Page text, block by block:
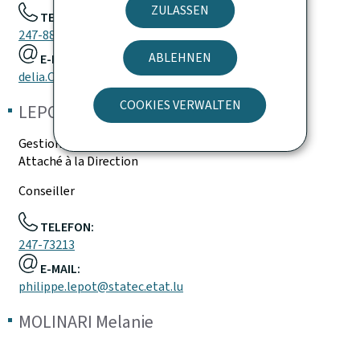
ZULASSEN
ABLEHNEN
COOKIES VERWALTEN
TELEFON:
247-88455
E-MAIL:
delia.Controguerra@statec.etat.lu
LEPOT Philippe
Gestion de projets
Attaché à la Direction
Conseiller
TELEFON:
247-73213
E-MAIL:
philippe.lepot@statec.etat.lu
MOLINARI Melanie